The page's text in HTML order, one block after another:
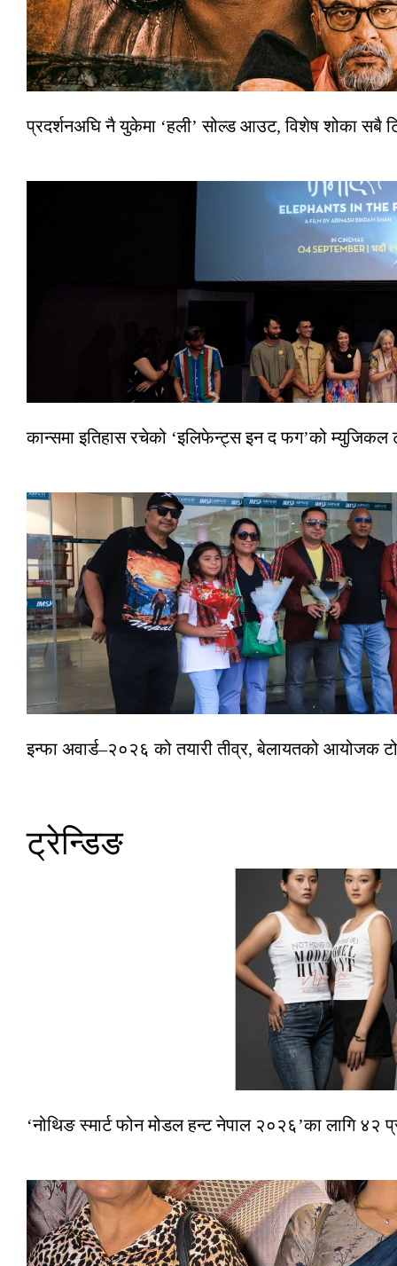
प्रदर्शनअघि नै युकेमा ‘हली’ सोल्ड आउट, विशेष शोका सबै
कान्समा इतिहास रचेको ‘इलिफेन्ट्स इन द फग’को म्युजिकल
इन्फा अवार्ड–२०२६ को तयारी तीव्र, बेलायतको आयोजक
ट्रेन्डिङ
‘नोथिङ स्मार्ट फोन मोडल हन्ट नेपाल २०२६’का लागि ४२